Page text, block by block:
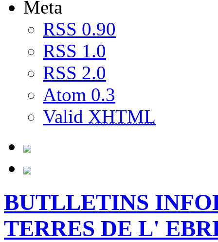
Meta
RSS 0.90
RSS 1.0
RSS 2.0
Atom 0.3
Valid XHTML
BUTLLETINS
TERRES DE L'